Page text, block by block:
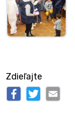
Zdieľajte